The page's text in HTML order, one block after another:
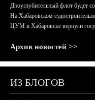
Дноуглубительный флот будет
На Хабаровском
ЦУМ в Хабаровске вернули
Архив новостей >>
ИЗ БЛОГОВ